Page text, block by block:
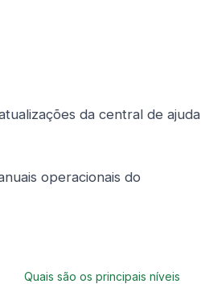
da central de ajuda
operacionais do
Quais são os principais níveis